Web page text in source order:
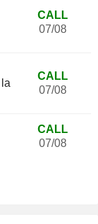
CALL
07/08
CALL
07/08
CALL
07/08